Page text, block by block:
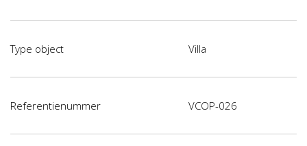
Type object Villa
Referentienummer VCOP-026